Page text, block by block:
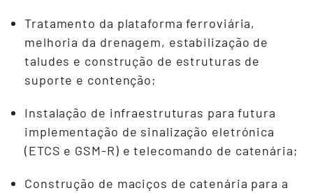
Tratamento da plataforma ferroviária,
melhoria da drenagem, estabilização de
taludes e construção de estruturas de
suporte e contenção;
Instalação de infraestruturas para futura
implementação de sinalização eletrónica
(ETCS e GSM-R) e telecomando de catenária;
Construção de maciços de catenária para a